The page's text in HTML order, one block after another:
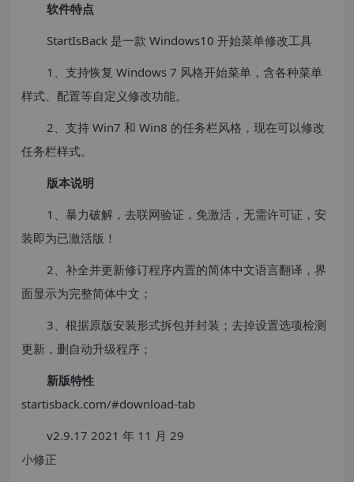
软件特点
StartIsBack 是一款 Windows10 开始菜单修改工具
1、支持恢复 Windows 7 风格开始菜单，含各种菜单
样式、配置等自定义修改功能。
2、支持 Win7 和 Win8 的任务栏风格，现在可以修改
任务栏样式。
版本说明
1、暴力破解，去联网验证，免激活，无需许可证，安
装即为已激活版！
2、补全并更新修订程序内置的简体中文语言翻译，界
面显示为完整简体中文；
3、根据原版安装形式拆包并封装；去掉设置选项检测
更新，删自动升级程序；
新版特性
startisback.com/#download-tab
v2.9.17 2021 年 11 月 29
小修正